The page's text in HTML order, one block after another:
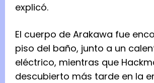
explicó.
El cuerpo de Arakawa fue
piso del baño, junto a un
eléctrico, mientras que
descubierto más tarde en la